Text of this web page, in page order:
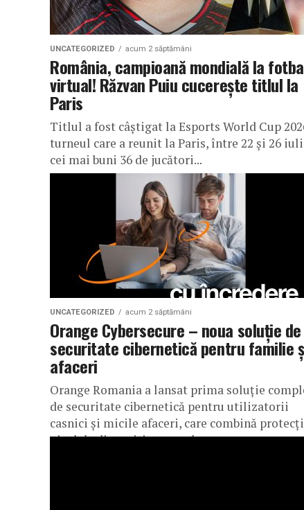
UNCATEGORIZED acum 2 săptămâni
România, campioană mondială la
virtual! Răzvan Puiu cucerește titlul la
Paris
Titlul a fost câștigat la Esports World Cup
turneul care a reunit la Paris, între 22 și 26
cei mai buni 36 de jucători...
UNCATEGORIZED acum 2 săptămâni
Orange Cybersecure – noua soluție de
securitate cibernetică pentru familie
afaceri
Orange Romania a lansat prima soluție
de securitate cibernetică pentru utilizatorii
casnici și micile afaceri, care combină
nivel de dispozitiv cu cea la...